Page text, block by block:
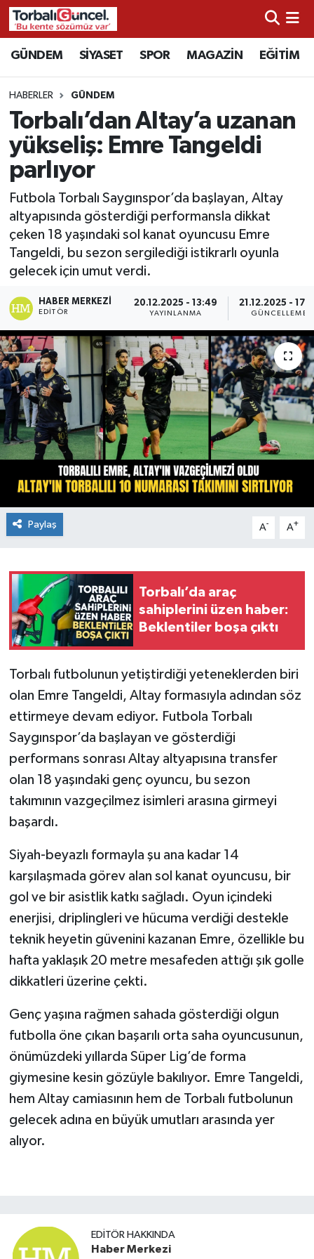
GÜNDEM SİYASET SPOR MAGAZİN EĞİTİM
HABERLER GÜNDEM
Torbalı’dan Altay’a uzanan
yükseliş: Emre Tangeldi
parlıyor
Futbola Torbalı Saygınspor’da başlayan, Altay
altyapısında gösterdiği performansla dikkat
çeken 18 yaşındaki sol kanat oyuncusu Emre
Tangeldi, bu sezon sergilediği istikrarlı oyunla
gelecek için umut verdi.
HABER MERKEZI
EDITÖR
20.12.2025 - 13:49
YAYINLANMA
21.12.2025 -
GÜNCELLEME
Paylaş A- A+
Torbalı’da araç
sahiplerini üzen haber:
Beklentiler boşa çıktı
Torbalı futbolunun yetiştirdiği yeteneklerden biri
olan Emre Tangeldi, Altay formasıyla adından söz
ettirmeye devam ediyor. Futbola Torbalı
Saygınspor’da başlayan ve gösterdiği
performans sonrası Altay altyapısına transfer
olan 18 yaşındaki genç oyuncu, bu sezon
takımının vazgeçilmez isimleri arasına girmeyi
başardı.
Siyah-beyazlı formayla şu ana kadar 14
karşılaşmada görev alan sol kanat oyuncusu, bir
gol ve bir asistlik katkı sağladı. Oyun içindeki
enerjisi, driplingleri ve hücuma verdiği destekle
teknik heyetin güvenini kazanan Emre, özellikle bu
hafta yaklaşık 20 metre mesafeden attığı şık golle
dikkatleri üzerine çekti.
Genç yaşına rağmen sahada gösterdiği olgun
futbolla öne çıkan başarılı orta saha oyuncusunun,
önümüzdeki yıllarda Süper Lig’de forma
giymesine kesin gözüyle bakılıyor. Emre Tangeldi,
hem Altay camiasının hem de Torbalı futbolunun
gelecek adına en büyük umutları arasında yer
alıyor.
EDITÖR HAKKINDA
Haber Merkezi
İzmir Nöbetçi Eczaneler
İzmir Hava Durumu
İzmir Namaz Vakitleri
İzmir Trafik Yoğunluk Haritası
Süper Lig Puan Durumu ve Fikstür
Tüm Manşetler
Son Dakika Haberleri
Haber Arşivi